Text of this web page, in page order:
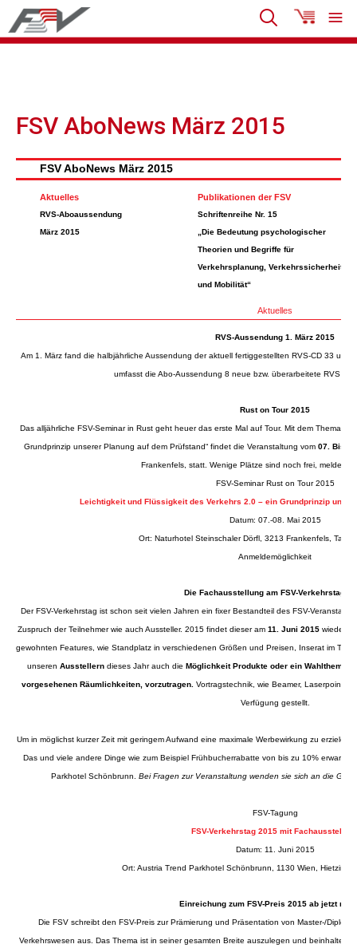
FSV AboNews März 2015
FSV AboNews März 2015
Aktuelles Publikationen der FSV
RVS-Aboaussendung
März 2015
Schriftenreihe Nr. 15
„Die Bedeutung psychologischer
Theorien und Begriffe für
Verkehrsplanung, Verkehrssicherheit
und Mobilität“
Aktuelles
RVS-Aussendung 1. März 2015
Am 1. März fand die halbjährliche Aussendung der aktuell fertiggestellten RVS-CD 33 und
umfasst die Abo-Aussendung 8 neue bzw. überarbeitete RVS
Rust on Tour 2015
Das alljährliche FSV-Seminar in Rust geht heuer das erste Mal auf Tour. Mit dem Thema
Grundprinzip unserer Planung auf dem Prüfstand“ findet die Veranstaltung vom 07. Bis
Frankenfels, statt. Wenige Plätze sind noch frei, melden
FSV-Seminar Rust on Tour 2015
Leichtigkeit und Flüssigkeit des Verkehrs 2.0 – ein Grundprinzip
Datum: 07.-08. Mai 2015
Ort: Naturhotel Steinschaler Dörfl, 3213 Frankenfels,
Anmeldemöglichkeit
Die Fachausstellung am FSV-Verkehrstag
Der FSV-Verkehrstag ist schon seit vielen Jahren ein fixer Bestandteil des FSV-
Zuspruch der Teilnehmer wie auch Aussteller. 2015 findet dieser am 11. Juni 2015wieder
gewohnten Features, wie Standplatz in verschiedenen Größen und Preisen, Inserat im
unseren Ausstellern dieses Jahr auch die Möglichkeit Produkte oder ein Wahlthema
vorgesehenen Räumlichkeiten, vorzutragen. Vortragstechnik, wie Beamer, Laserpointer
Verfügung gestellt.
Um in möglichst kurzer Zeit mit geringem Aufwand eine maximale Werbewirkung zu
Das und viele andere Dinge wie zum Beispiel Frühbucherrabatte von bis zu 10% erwarten
Parkhotel Schönbrunn. Bei Fragen zur Veranstaltung wenden sie sich an die
FSV-Tagung
FSV-Verkehrstag 2015 mit
Datum: 11. Juni 2015
Ort: Austria Trend Parkhotel Schönbrunn, 1130 Wien,
Einreichung zum FSV-Preis 2015 ab jetzt
Die FSV schreibt den FSV-Preis zur Prämierung und Präsentation von Master-/
Verkehrswesen aus. Das Thema ist in seiner gesamten Breite auszulegen und beinhaltet